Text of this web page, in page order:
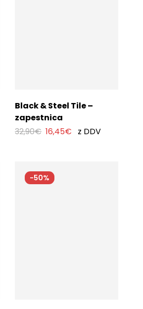
Black & Steel Tile –
zapestnica
32,90€ 16,45€ z DDV
-50%